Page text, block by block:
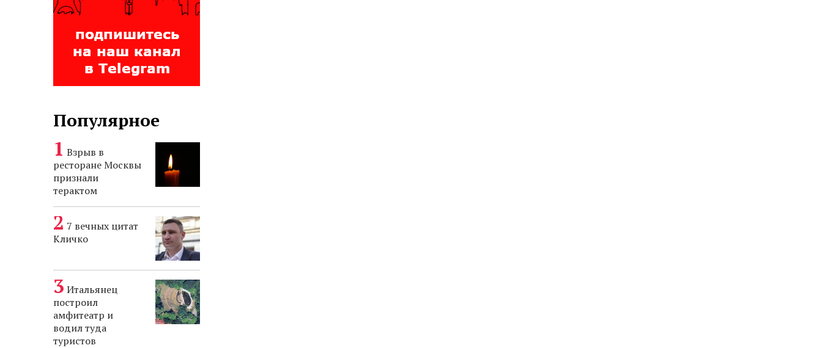
Популярное
Взрыв в
ресторане Москвы
признали
терактом
7 вечных цитат
Кличко
Итальянец
построил
амфитеатр и
водил туда
туристов